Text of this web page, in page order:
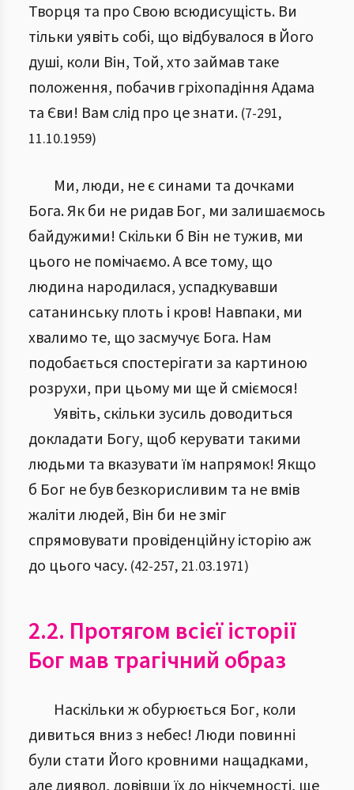
Творця та про Свою всюдисущість. Ви
тільки уявіть собі, що відбувалося в Його
душі, коли Він, Той, хто займав таке
положення, побачив гріхопадіння Адама
та Єви! Вам слід про це знати. (7-291,
11.10.1959)
Ми, люди, не є синами та дочками
Бога. Як би не ридав Бог, ми залишаємось
байдужими! Скільки б Він не тужив, ми
цього не помічаємо. А все тому, що
людина народилася, успадкувавши
сатанинську плоть і кров! Навпаки, ми
хвалимо те, що засмучує Бога. Нам
подобається спостерігати за картиною
розрухи, при цьому ми ще й сміємося!
Уявіть, скільки зусиль доводиться
докладати Богу, щоб керувати такими
людьми та вказувати їм напрямок! Якщо
б Бог не був безкорисливим та не вмів
жаліти людей, Він би не зміг
спрямовувати провіденційну історію аж
до цього часу. (42-257, 21.03.1971)
2.2. Протягом всієї історії
Бог мав трагічний образ
Наскільки ж обурюється Бог, коли
дивиться вниз з небес! Люди повинні
були стати Його кровними нащадками,